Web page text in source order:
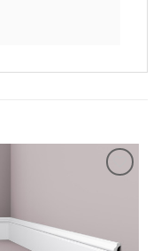
önskelistan